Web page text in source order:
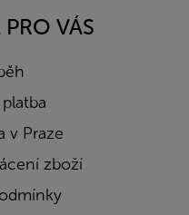
VÁS
v Praze
zboží